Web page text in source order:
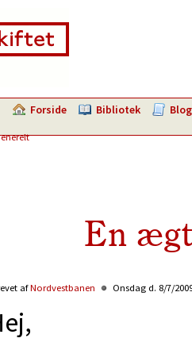
Forside Bibliotek Blog
En
afNordvestbanen Onsdag d. 8/7/